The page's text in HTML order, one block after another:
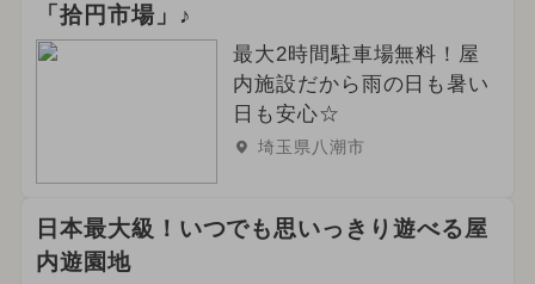
2025年4月のイベント
2024年6月のイベント
2025年2月のイベント
花火 2025年1月のイベント
「拾円市場」♪
最大2時間駐車場無料！屋
内施設だから雨の日も暑い
日も安心☆
埼玉県八潮市
日本最大級！いつでも思いっきり遊べる屋
内遊園地